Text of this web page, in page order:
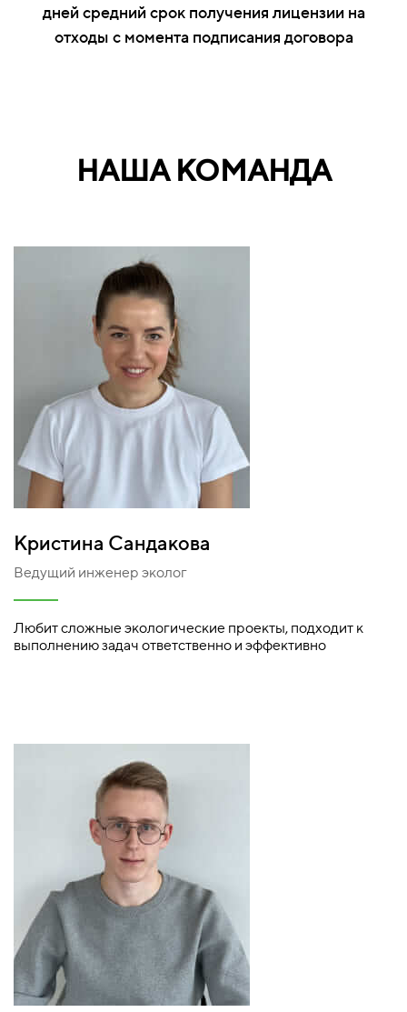
дней средний срок получения лицензии на
отходы с момента подписания договора
НАША КОМАНДА
Кристина Сандакова
Ведущий инженер эколог
Любит сложные экологические проекты, подходит к
выполнению задач ответственно и эффективно